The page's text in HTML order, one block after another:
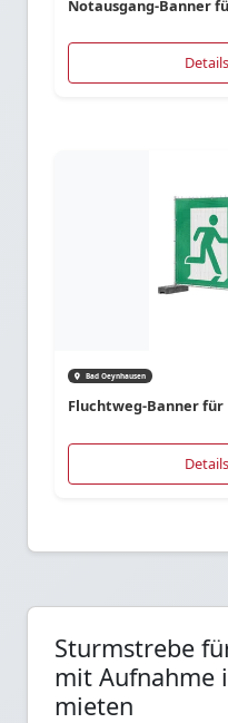
Notausgang-Banner
Bad Oeynhausen
Fluchtweg-Banner für
Sturmstrebe
mit Aufnahme
mieten